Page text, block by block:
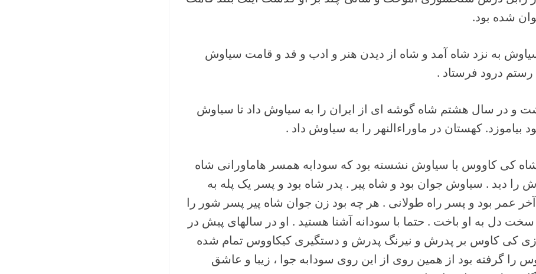
شده بود.
به نزد شاه آمد و شاه از دیدن هنر و ادب و قد و قامت سیاوش
درود فرستاد .
و در سال هشتم شاه گوشه ای از ایران را به سیاوش داد تا سیاوش
بیاموزد. کهستان در ماوراءالنهر را به سیاوش داد .
کی کاووس با سیاوش نشسته بود که سودابه همسر هاماورانی شاه
را دید . سیاوش جوان بود و شاه پیر . پدر شاه بود و پسر یک پله به
عمر بود و پسر راه طولانی . هر چه بود زن جوان شاه پیر پسر شور را
دل به او باخت . حتما با سودانه آشنا هستید . او در سالهای پیش در
کی کاوس بر پدرش و نیرنگ پدرش و دستگیری کیکاووس تمام شده
را گرفته بود از همین روی از این روی سودابه جوا ، زیبا و عاشق